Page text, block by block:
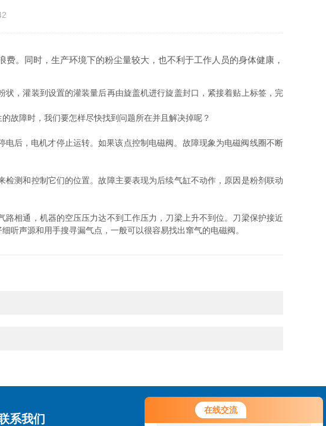
在线交流
您好！欢迎前来咨询，很高兴为您
服务，请问您要咨询什么问题呢？
。同时，生产环境下的粉尘量较大，也不利于工作人员的身体健康，
，灌装到设置的灌装量后再由旋盖机进行旋盖封口，紧接着贴上标签，完
故障时，我们要怎样尽快找到问题所在并且解决掉呢？
后，电机才停止运转。如果该点控制电磁阀。故障现象为电磁阀线圈不断
测和控制它们的位置。故障主要表现为后续气缸不动作，原因是粉剂联动
相通，机器的空压压力达不到工作压力，刀梁上升不到位。刀梁保护接近
听声源和用手搜寻漏气点，一般可以很容易找出窜气的电磁阀。
系我们